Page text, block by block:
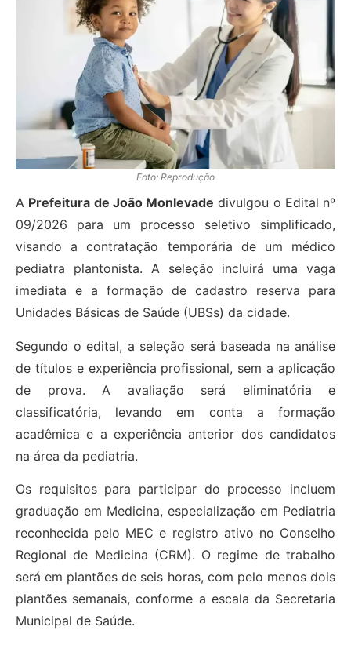
Foto: Reprodução
A Prefeitura de João Monlevade divulgou o Edital nº
09/2026 para um processo seletivo simplificado,
visando a contratação temporária de um médico
pediatra plantonista. A seleção incluirá uma vaga
imediata e a formação de cadastro reserva para
Unidades Básicas de Saúde (UBSs) da cidade.
Segundo o edital, a seleção será baseada na análise
de títulos e experiência profissional, sem a aplicação
de prova. A avaliação será eliminatória e
classificatória, levando em conta a formação
acadêmica e a experiência anterior dos candidatos
na área da pediatria.
Os requisitos para participar do processo incluem
graduação em Medicina, especialização em Pediatria
reconhecida pelo MEC e registro ativo no Conselho
Regional de Medicina (CRM). O regime de trabalho
será em plantões de seis horas, com pelo menos dois
plantões semanais, conforme a escala da Secretaria
Municipal de Saúde.